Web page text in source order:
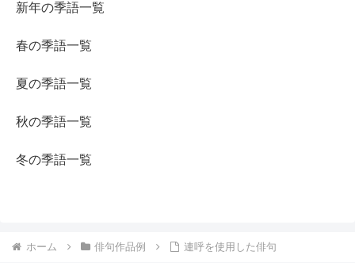
新年の季語一覧
春の季語一覧
夏の季語一覧
秋の季語一覧
冬の季語一覧
ホーム 俳句作品例 連呼を使用した俳句